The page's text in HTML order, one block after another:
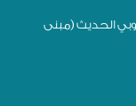
الحديث (مبنى